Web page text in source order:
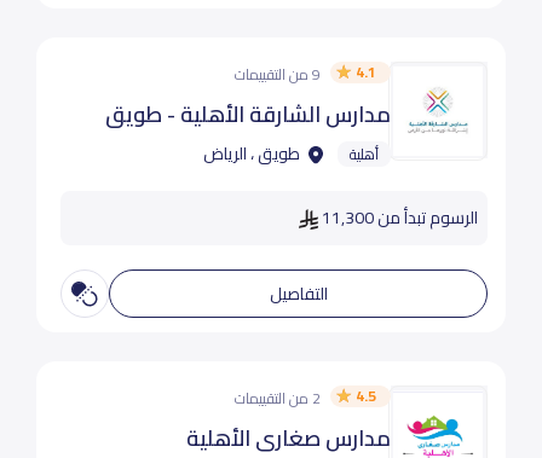
4.1 9 من التقييمات
مدارس الشارقة الأهلية - طويق
أهلية طويق ، الرياض
الرسوم تبدأ من 11,300
التفاصيل
4.5 2 من التقييمات
مدارس صغاري الأهلية